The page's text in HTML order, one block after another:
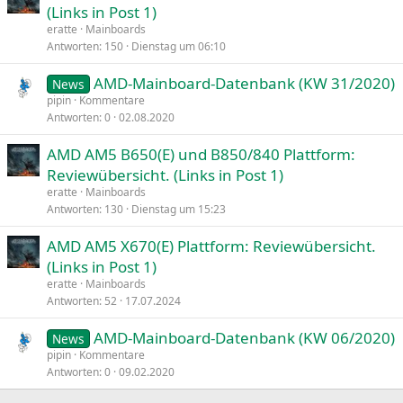
(Links in Post 1)
eratte
Mainboards
Antworten 150 Dienstag um 06:10
News AMD-Mainboard-Datenbank (KW 31/2020)
pipin Kommentare
Antworten 0 02.08.2020
AMD AM5 B650(E) und B850/840 Plattform:
Reviewübersicht. (Links in Post 1)
eratte
Mainboards
Antworten 130 Dienstag um 15:23
AMD AM5 X670(E) Plattform: Reviewübersicht.
(Links in Post 1)
eratte
Mainboards
Antworten 52 17.07.2024
News AMD-Mainboard-Datenbank (KW 06/2020)
pipin Kommentare
Antworten 0 09.02.2020